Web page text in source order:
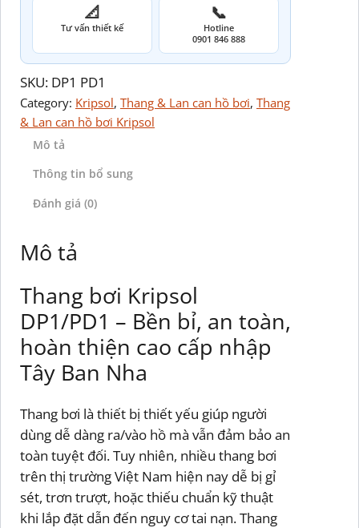
📐
Tư vấn thiết kế
📞
Hotline
0901 846 888
SKU: DP1 PD1
Category: Kripsol, Thang & Lan can hồ bơi, Thang
& Lan can hồ bơi Kripsol
Mô tả
Thông tin bổ sung
Đánh giá (0)
Mô tả
Thang bơi Kripsol
DP1/PD1 – Bền bỉ, an toàn,
hoàn thiện cao cấp nhập
Tây Ban Nha
Thang bơi là thiết bị thiết yếu giúp người
dùng dễ dàng ra/vào hồ mà vẫn đảm bảo an
toàn tuyệt đối. Tuy nhiên, nhiều thang bơi
trên thị trường Việt Nam hiện nay dễ bị gỉ
sét, trơn trượt, hoặc thiếu chuẩn kỹ thuật
khi lắp đặt dẫn đến nguy cơ tai nạn. Thang